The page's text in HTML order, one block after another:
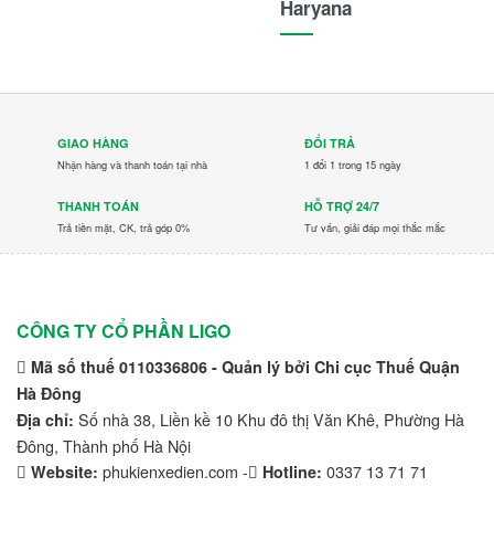
Haryana
GIAO HÀNG
Nhận hàng và thanh toán tại nhà
ĐỔI TRẢ
1 đổi 1 trong 15 ngày
THANH TOÁN
Trả tiền mặt, CK, trả góp 0%
HỖ TRỢ 24/7
Tư vấn, giải đáp mọi thắc mắc
CÔNG TY CỔ PHẦN LIGO
Mã số thuế 0110336806 - Quản lý bởi Chi cục Thuế Quận
Hà Đông
Địa chỉ: Số nhà 38, Liền kề 10 Khu đô thị Văn Khê, Phường Hà
Đông, Thành phố Hà Nội
Website: phukienxedien.com - Hotline: 0337 13 71 71